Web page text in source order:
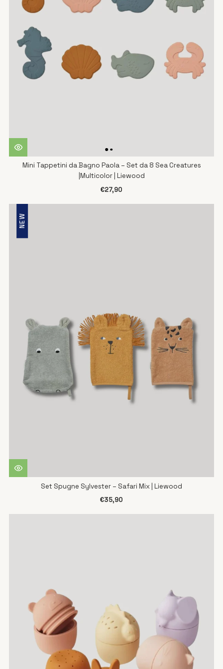
Mini Tappetini da Bagno Paola – Set da 8 Sea Creatures
|Multicolor | Liewood
€27,90
NEW
Set Spugne Sylvester – Safari Mix | Liewood
€35,90